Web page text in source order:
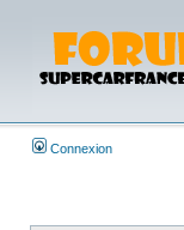
Connexion